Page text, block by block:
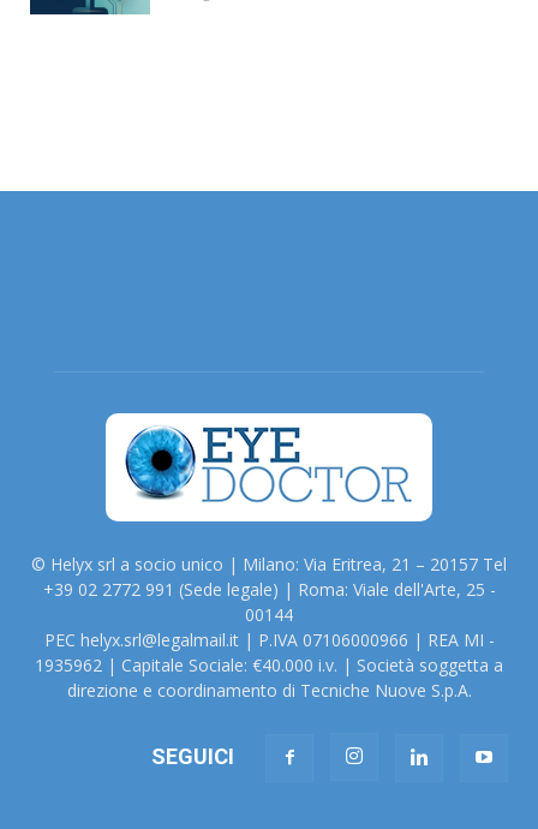
© Helyx srl a socio unico | Milano: Via Eritrea, 21 – 20157 Tel
+39 02 2772 991 (Sede legale) | Roma: Viale dell'Arte, 25 -
00144
PEC helyx.srl@legalmail.it | P.IVA 07106000966 | REA MI -
1935962 | Capitale Sociale: €40.000 i.v. | Società soggetta a
direzione e coordinamento di Tecniche Nuove S.p.A.
SEGUICI